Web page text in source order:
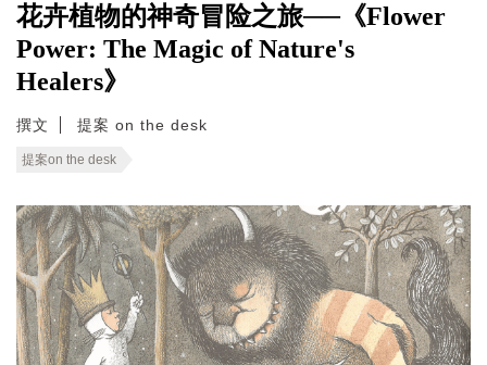
花卉植物的神奇冒险之旅──《Flower
Power: The Magic of Nature's
Healers》
撰文 提案 on the desk
提案on the desk